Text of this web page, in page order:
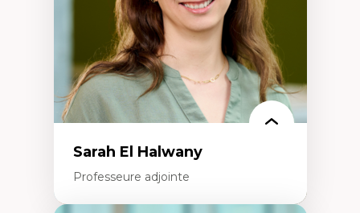
Épistémologie des techniques de recherche
numérique et l’IA
Théorie des droits de la personne
La pensée politique d’Hannah Arendt
La pensée politique à l’ère numérique
Justice internationale et normes
internationales
Sarah El Halwany
Professeure adjointe